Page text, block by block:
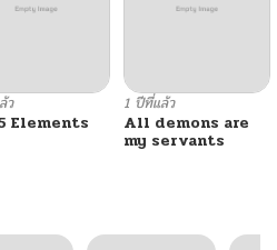
ว
Elements
1 ปีที่แล้ว
All demons are
my servants